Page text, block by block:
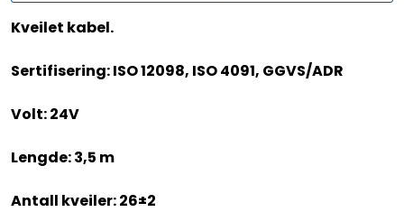
Kveilet kabel.
Sertifisering: ISO 12098, ISO 4091, GGVS/ADR
Volt: 24V
Lengde: 3,5 m
Antall kveiler: 26±2